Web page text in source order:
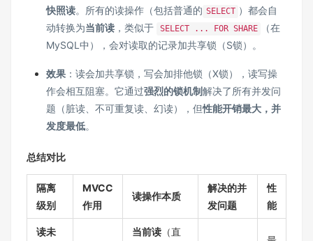
快照读。所有的读操作（包括普通的 SELECT ）都会自
动转换为当前读 ，类似于 SELECT ... FOR SHARE
（在
MySQL中），会对读取的记录加共享锁（S锁）。
效果 ：读会加共享锁，写会加排他锁（X锁），读写操
作会相互阻塞。它通过强烈的锁机制解决了所有并发问
题（脏读、不可重复读、幻读），但性能开销最大，并
发度最低。
总结对比
隔离
级别
MVCC
作用
读操作本质
解决的并
发问题
性
能
读未
当前读 （直